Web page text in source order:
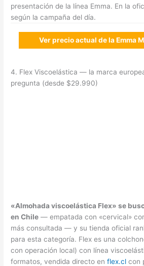
presentación de la línea Emma. En la
según la campaña del día.
Ver precio actual de la Emma
4. Flex Viscoelástica — la marca
pregunta (desde $29.990)
«Almohada viscoelástica Flex» se
en Chile — empatada con «cervical»
más consultada — y su tienda oficial
para esta categoría. Flex es una
con operación local) con línea
formatos, vendida directo enflex.cl con